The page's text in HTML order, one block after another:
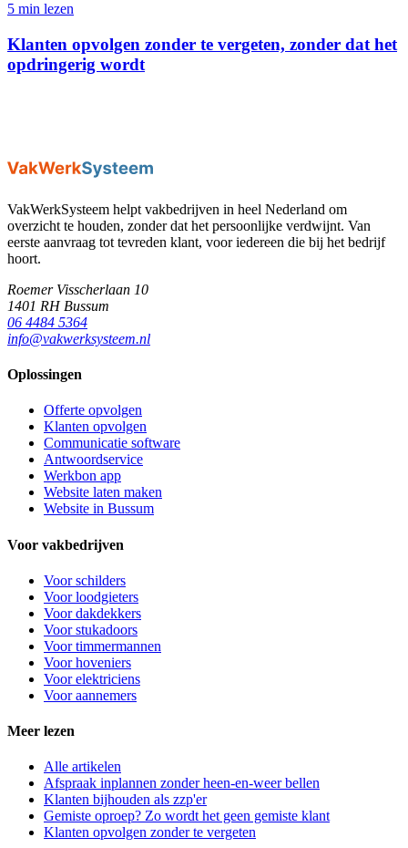
5 min lezen
Klanten opvolgen zonder te vergeten, zonder dat het
opdringerig wordt
VakWerkSysteem helpt vakbedrijven in heel Nederland om
overzicht te houden, zonder dat het persoonlijke verdwijnt. Van
eerste aanvraag tot tevreden klant, voor iedereen die bij het bedrijf
hoort.
Roemer Visscherlaan 10
1401 RH Bussum
06 4484 5364
info@vakwerksysteem.nl
Oplossingen
Offerte opvolgen
Klanten opvolgen
Communicatie software
Antwoordservice
Werkbon app
Website laten maken
Website in Bussum
Voor vakbedrijven
Voorschilders
Voorloodgieters
Voordakdekkers
Voorstukadoors
Voortimmermannen
Voorhoveniers
Voorelektriciens
Vooraannemers
Meer lezen
Alle artikelen
Afspraak inplannen zonder heen-en-weer bellen
Klanten bijhouden als zzp'er
Gemiste oproep? Zo wordt het geen gemiste klant
Klanten opvolgen zonder te vergeten